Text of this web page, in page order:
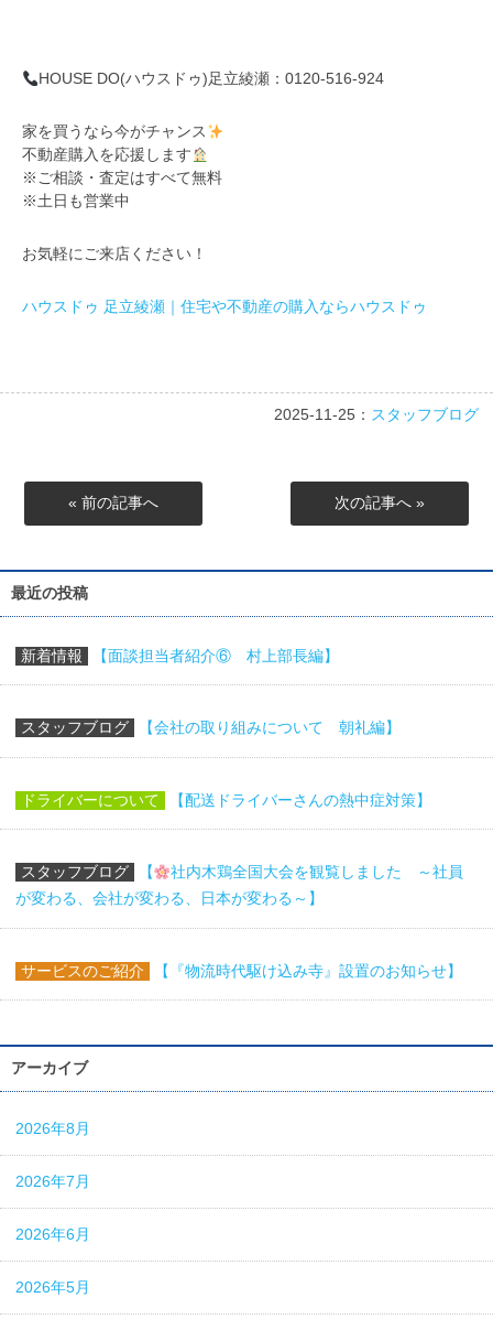
HOUSE DO(ハウスドゥ)足立綾瀬：0120-516-924
家を買うなら今がチャンス
不動産購入を応援します
※ご相談・査定はすべて無料
※土日も営業中
お気軽にご来店ください！
ハウスドゥ 足立綾瀬｜住宅や不動産の購入ならハウスドゥ
2025-11-25： スタッフブログ
« 前の記事へ 次の記事へ »
最近の投稿
新着情報 【面談担当者紹介⑥ 村上部長編】
スタッフブログ 【会社の取り組みについて 朝礼編】
ドライバーについて 【配送ドライバーさんの熱中症対策】
スタッフブログ 【
社内木鶏全国大会を観覧しました ～社員
が変わる、会社が変わる、日本が変わる～】
サービスのご紹介 【『物流時代駆け込み寺』設置のお知らせ】
アーカイブ
2026年8月
2026年7月
2026年6月
2026年5月